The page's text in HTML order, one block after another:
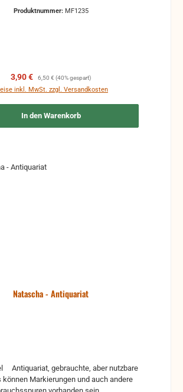
Produktnummer: MF1235
Verkaufspreis:
3,90 € Regulärer Preis:
6,50 € (40% gespart)
inkl. MwSt. zzgl. Versandkosten
In den Warenkorb
Natascha - Antiquariat
können Markierungen und auch andere